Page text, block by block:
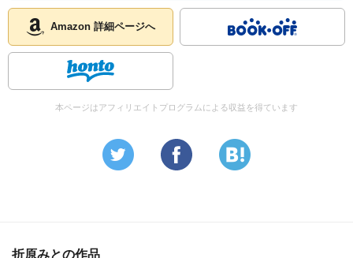
Amazon 詳細ページへ
本ページはアフィリエイトプログラムによる収益を得ています
折原みとの作品